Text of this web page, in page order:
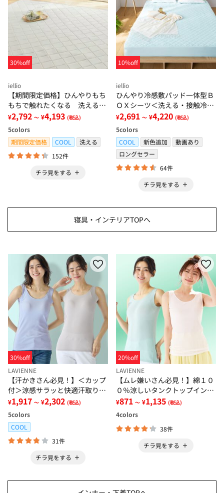
30%off
iellio
【期間限定価格】ひんやりもち
もちで触れたくなる 洗えるラ
グ＜低反発・滑りにくい・接触
冷感・防ダニ・カーペット＞
¥2,792 ～ ¥4,193 (税込)
5colors
期間限定価格
COOL
洗える
152件
チラ見をする
10%off
iellio
ひんやり冷感敷パッド一体型Ｂ
ＯＸシーツ＜洗える・接触冷
感・抗菌防臭・時短・家事楽・
ボックスシーツ・寝苦しさ対策
＞
¥2,691 ～ ¥4,220 (税込)
5colors
COOL
新色追加
動画あり
ロングセラー
64件
チラ見をする
寝具・インテリアTOPへ
30%off
LAVIENNE
【汗かきさん必見！】＜カップ
付＞涼感サラッと快適汗取りタ
ンクトップインナー＜さらりラ
ボ＞
¥1,917 ～ ¥2,302 (税込)
5colors
COOL
31件
チラ見をする
20%off
LAVIENNE
【ムレ嫌いさん必見！】綿１０
０％涼しいタンクトップインナ
ー＜さらりラボ＞
¥871 ～ ¥1,135 (税込)
4colors
38件
チラ見をする